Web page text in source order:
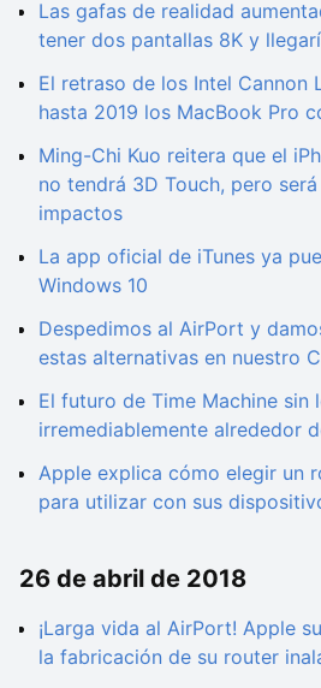
Las gafas de realidad
tener dos pantallas 8K y
El retraso de los Intel Cannon
hasta 2019 los MacBook Pro
Ming-Chi Kuo reitera que el
no tendrá 3D Touch, pero
impactos
La app oficial de iTunes ya
Windows 10
Despedimos al AirPort y
estas alternativas en nuestro
El futuro de Time Machine sin
irremediablemente alrededor
Apple explica cómo elegir un
para utilizar con sus
26 de abril de 2018
¡Larga vida al AirPort! Apple
la fabricación de su router